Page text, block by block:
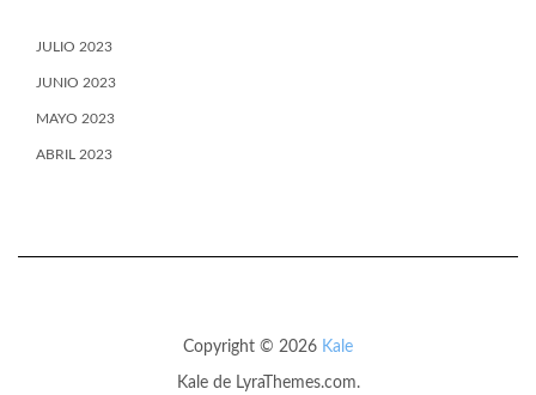
JULIO 2023
JUNIO 2023
MAYO 2023
ABRIL 2023
Copyright © 2026 Kale
Kalede LyraThemes.com.